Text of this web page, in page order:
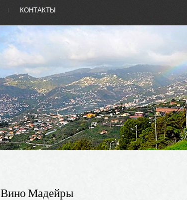
КОНТАКТЫ
Вино Мадейры